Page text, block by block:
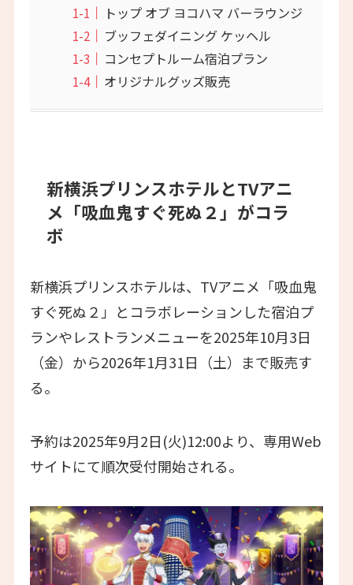
トップ オブ ヨコハマ バーラウンジ
ブッフェダイニング ケッヘル
コンセプトルーム宿泊プラン
オリジナルグッズ販売
新横浜プリンスホテルとTVアニ
メ「吸血鬼すぐ死ぬ２」がコラ
ボ
新横浜プリンスホテルは、TVアニメ「吸血鬼
すぐ死ぬ２」とコラボレーションした宿泊プ
ランやレストランメニューを2025年10月3日
（金）から2026年1月31日（土）まで販売す
る。
予約は2025年9月2日(火)12:00より、専用Web
サイトにて順次受付開始される。